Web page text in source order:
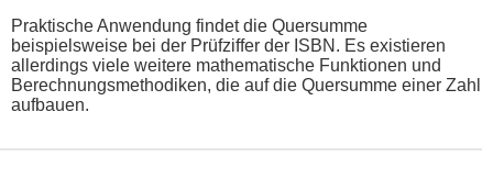
Praktische Anwendung findet die Quersumme
beispielsweise bei der Prüfziffer der ISBN. Es existieren
allerdings viele weitere mathematische Funktionen und
Berechnungsmethodiken, die auf die Quersumme einer Zahl
aufbauen.